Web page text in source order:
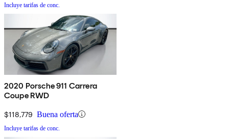
Incluye tarifas de conc.
2020 Porsche 911 Carrera
Coupe RWD
$118,779 Buena oferta
Incluye tarifas de conc.